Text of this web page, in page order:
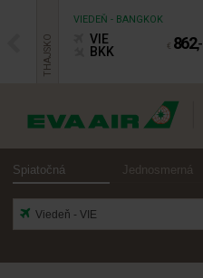
THAJSKO
VIEDEŇ - BANGKOK
VIE
BKK
€ 862,-
Spiatočná Jednosmerná